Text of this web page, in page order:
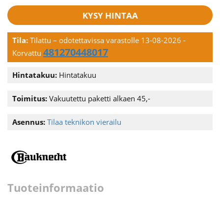
KYSY HINTAA
Tila: Tilattu – odotettavissa varastolle 13-08-2026 -
Korvattu 481270448017
Hintatakuu: Hintatakuu
Toimitus: Vakuutettu paketti alkaen 45,-
Asennus: Tilaa teknikon vierailu
Tuoteinformaatio